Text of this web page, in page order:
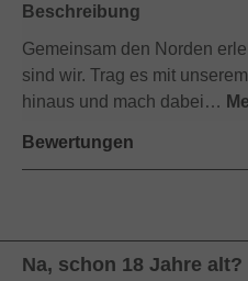
Beschreibung
Gemeinsam den Norden
sind wir. Trag es mit
hinaus und mach dabei…
Bewertungen
Na, schon 18 Jahre alt?